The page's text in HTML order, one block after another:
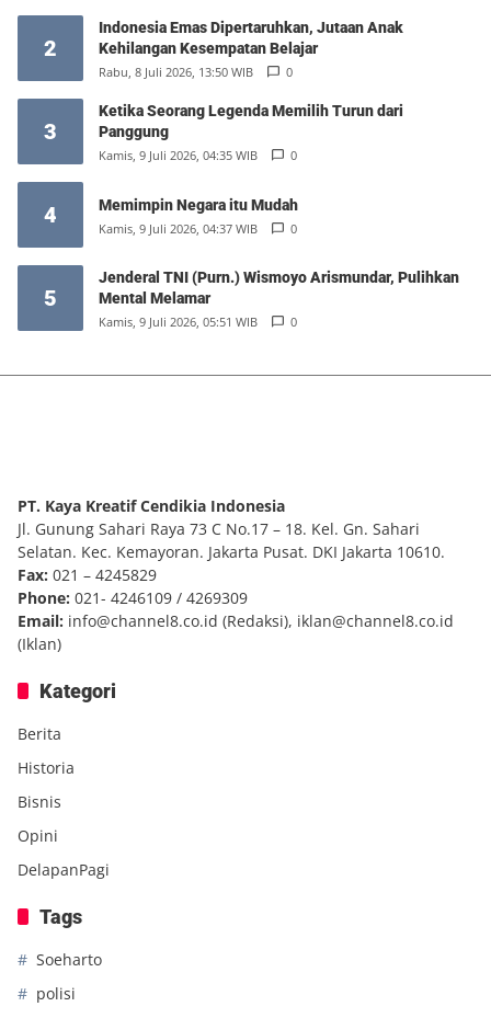
2
Indonesia Emas Dipertaruhkan, Jutaan Anak
Kehilangan Kesempatan Belajar
Rabu, 8 Juli 2026, 13:50 WIB 0
3
Ketika Seorang Legenda Memilih Turun dari
Panggung
Kamis, 9 Juli 2026, 04:35 WIB 0
4 Memimpin Negara itu Mudah
Kamis, 9 Juli 2026, 04:37 WIB 0
5
Jenderal TNI (Purn.) Wismoyo Arismundar, Pulihkan
Mental Melamar
Kamis, 9 Juli 2026, 05:51 WIB 0
PT. Kaya Kreatif Cendikia Indonesia
Jl. Gunung Sahari Raya 73 C No.17 – 18. Kel. Gn. Sahari
Selatan. Kec. Kemayoran. Jakarta Pusat. DKI Jakarta 10610.
Fax: 021 – 4245829
Phone: 021- 4246109 / 4269309
Email: info@channel8.co.id (Redaksi), iklan@channel8.co.id
(Iklan)
Kategori
Berita
Historia
Bisnis
Opini
DelapanPagi
Tags
Soeharto
polisi